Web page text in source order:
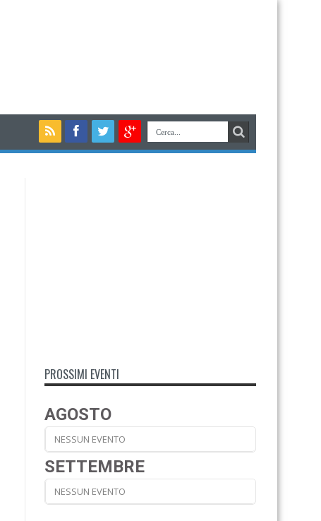
PROSSIMI EVENTI
AGOSTO
NESSUN EVENTO
SETTEMBRE
NESSUN EVENTO